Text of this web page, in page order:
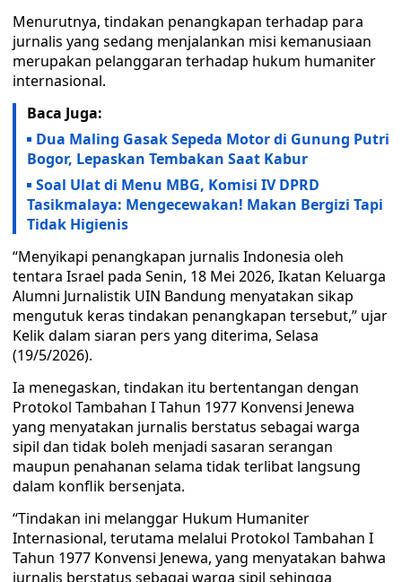
Menurutnya, tindakan penangkapan terhadap para
jurnalis yang sedang menjalankan misi kemanusiaan
merupakan pelanggaran terhadap hukum humaniter
internasional.
Baca Juga:
Dua Maling Gasak Sepeda Motor di Gunung Putri
Bogor, Lepaskan Tembakan Saat Kabur
Soal Ulat di Menu MBG, Komisi IV DPRD
Tasikmalaya: Mengecewakan! Makan Bergizi Tapi
Tidak Higienis
“Menyikapi penangkapan jurnalis Indonesia oleh
tentara Israel pada Senin, 18 Mei 2026, Ikatan Keluarga
Alumni Jurnalistik UIN Bandung menyatakan sikap
mengutuk keras tindakan penangkapan tersebut,” ujar
Kelik dalam siaran pers yang diterima, Selasa
(19/5/2026).
Ia menegaskan, tindakan itu bertentangan dengan
Protokol Tambahan I Tahun 1977 Konvensi Jenewa
yang menyatakan jurnalis berstatus sebagai warga
sipil dan tidak boleh menjadi sasaran serangan
maupun penahanan selama tidak terlibat langsung
dalam konflik bersenjata.
“Tindakan ini melanggar Hukum Humaniter
Internasional, terutama melalui Protokol Tambahan I
Tahun 1977 Konvensi Jenewa, yang menyatakan bahwa
jurnalis berstatus sebagai warga sipil sehingga